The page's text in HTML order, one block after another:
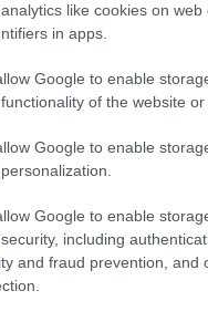
like cookies on web
in apps.
Google to enable
of the website or
Google to enable
Google to enable
including
and fraud prevention, and
KitKat σπάνε ενώ